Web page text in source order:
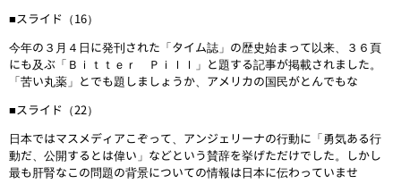
■スライド（16）
今年の３月４日に発刊された「タイム誌」の歴史始まって以来、３６頁
にも及ぶ「Ｂｉｔｔｅｒ Ｐｉｌｌ」と題する記事が掲載されました。
「苦い丸薬」とでも題しましょうか、アメリカの国民がとんでもな
■スライド（22）
日本ではマスメディアこぞって、アンジェリーナの行動に「勇気ある行
動だ、公開するとは偉い」などという賛辞を挙げただけでした。しかし
最も肝腎なこの問題の背景についての情報は日本に伝わっていませ